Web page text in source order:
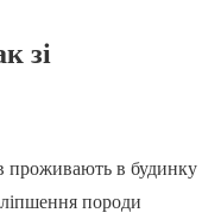
зі
проживають в будинку
породи